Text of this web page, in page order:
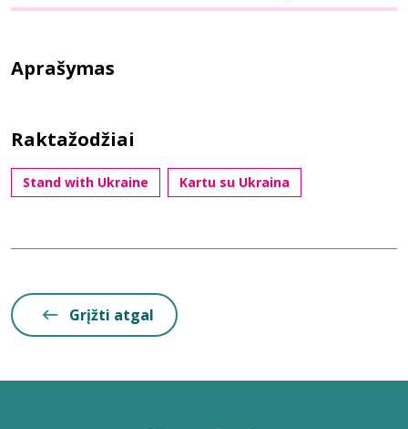
Aprašymas
Raktažodžiai
Stand with Ukraine Kartu su Ukraina
Grįžti atgal